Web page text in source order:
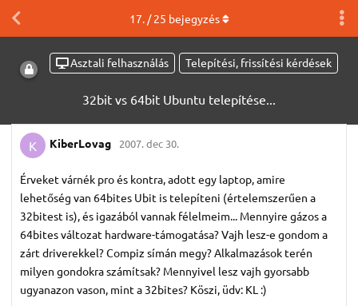
Asztali felhasználás Telepítési, frissítési kérdések
32bit vs 64bit Ubuntu telepítése...
17. /25 bejegyzés
K KiberLovag 2007. dec 30.
Érveket várnék pro és kontra, adott egy laptop, amire
lehetőség van 64bites Ubit is telepíteni (értelemszerűen a
32bitest is), és igazából vannak félelmeim... Mennyire gázos a
64bites változat hardware-támogatása? Vajh lesz-e gondom a
zárt driverekkel? Compiz símán megy? Alkalmazások terén
milyen gondokra számítsak? Mennyivel lesz vajh gyorsabb
ugyanazon vason, mint a 32bites? Köszi, üdv: KL :)